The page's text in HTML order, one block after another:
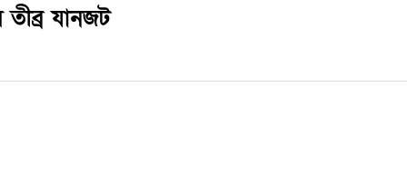
যানজট